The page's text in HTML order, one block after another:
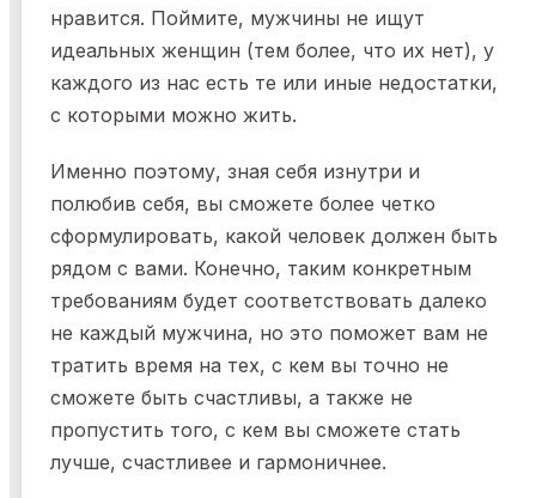
нравится. Поймите, мужчины не ищут
идеальных женщин (тем более, что их нет), у
каждого из нас есть те или иные недостатки,
с которыми можно жить.
Именно поэтому, зная себя изнутри и
полюбив себя, вы сможете более четко
сформулировать, какой человек должен быть
рядом с вами. Конечно, таким конкретным
требованиям будет соответствовать далеко
не каждый мужчина, но это поможет вам не
тратить время на тех, с кем вы точно не
сможете быть счастливы, а также не
пропустить того, с кем вы сможете стать
лучше, счастливее и гармоничнее.